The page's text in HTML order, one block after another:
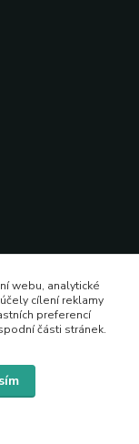
webu, analytické
cílení reklamy
preferencí
části stránek.